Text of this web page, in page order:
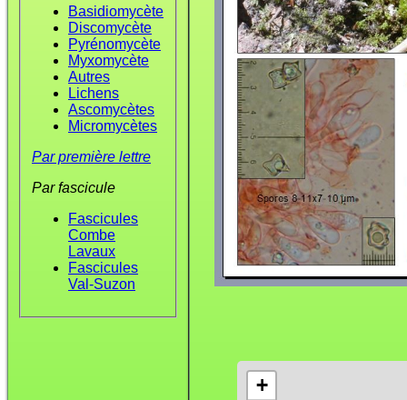
Basidiomycète
Discomycète
Pyrénomycète
Myxomycète
Autres
Lichens
Ascomycètes
Micromycètes
Par première lettre
Par fascicule
Fascicules
Combe
Lavaux
Fascicules
Val-Suzon
+